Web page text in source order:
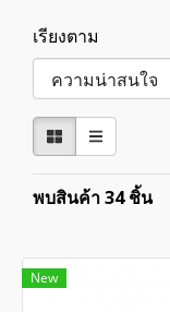
เรียงตาม
พบสินค้า 34 ชิ้น
New